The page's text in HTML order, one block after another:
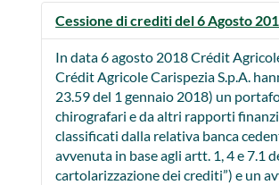
Cessione di crediti del 6 Agosto
In data 6 agosto 2018 Crédit
Crédit Agricole Carispezia S.p.A.
23.59 del 1 gennaio 2018) un
chirografari e da altri rapporti
classificati dalla relativa banca
avvenuta in base agli artt. 1, 4 e 7.1
cartolarizzazione dei crediti”) e un